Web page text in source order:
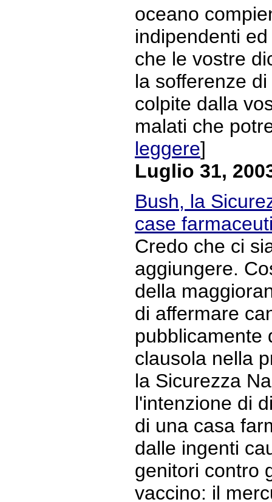
oceano
indipendenti
che le vostre
la sofferenze
colpite dalla
malati che
leggere]
Luglio 31,
Bush, la
case
Credo che ci
aggiungere.
della
di affermare
pubblicamente
clausola nella
la Sicurezza
l'intenzione di
di una casa
dalle ingenti
genitori contro
vaccino: il